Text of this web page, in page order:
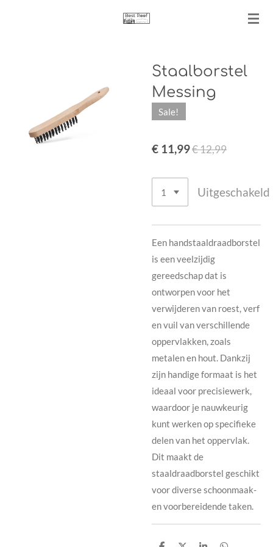
Staalborstel
Messing
Sale!
€ 11,99€ 12,99
Uitgeschakeld
Een handstaaldraadborstel
is een veelzijdig
gereedschap dat is
ontworpen voor het
verwijderen van roest, verf
en vuil van verschillende
oppervlakken, zoals
metalen en hout. Dankzij
zijn handige formaat is het
ideaal voor precisiewerk,
waardoor je nauwkeurig
kunt werken op specifieke
delen van het oppervlak.
Dit maakt de
staaldraadborstel geschikt
voor diverse schoonmaak-
en voorbereidende taken.